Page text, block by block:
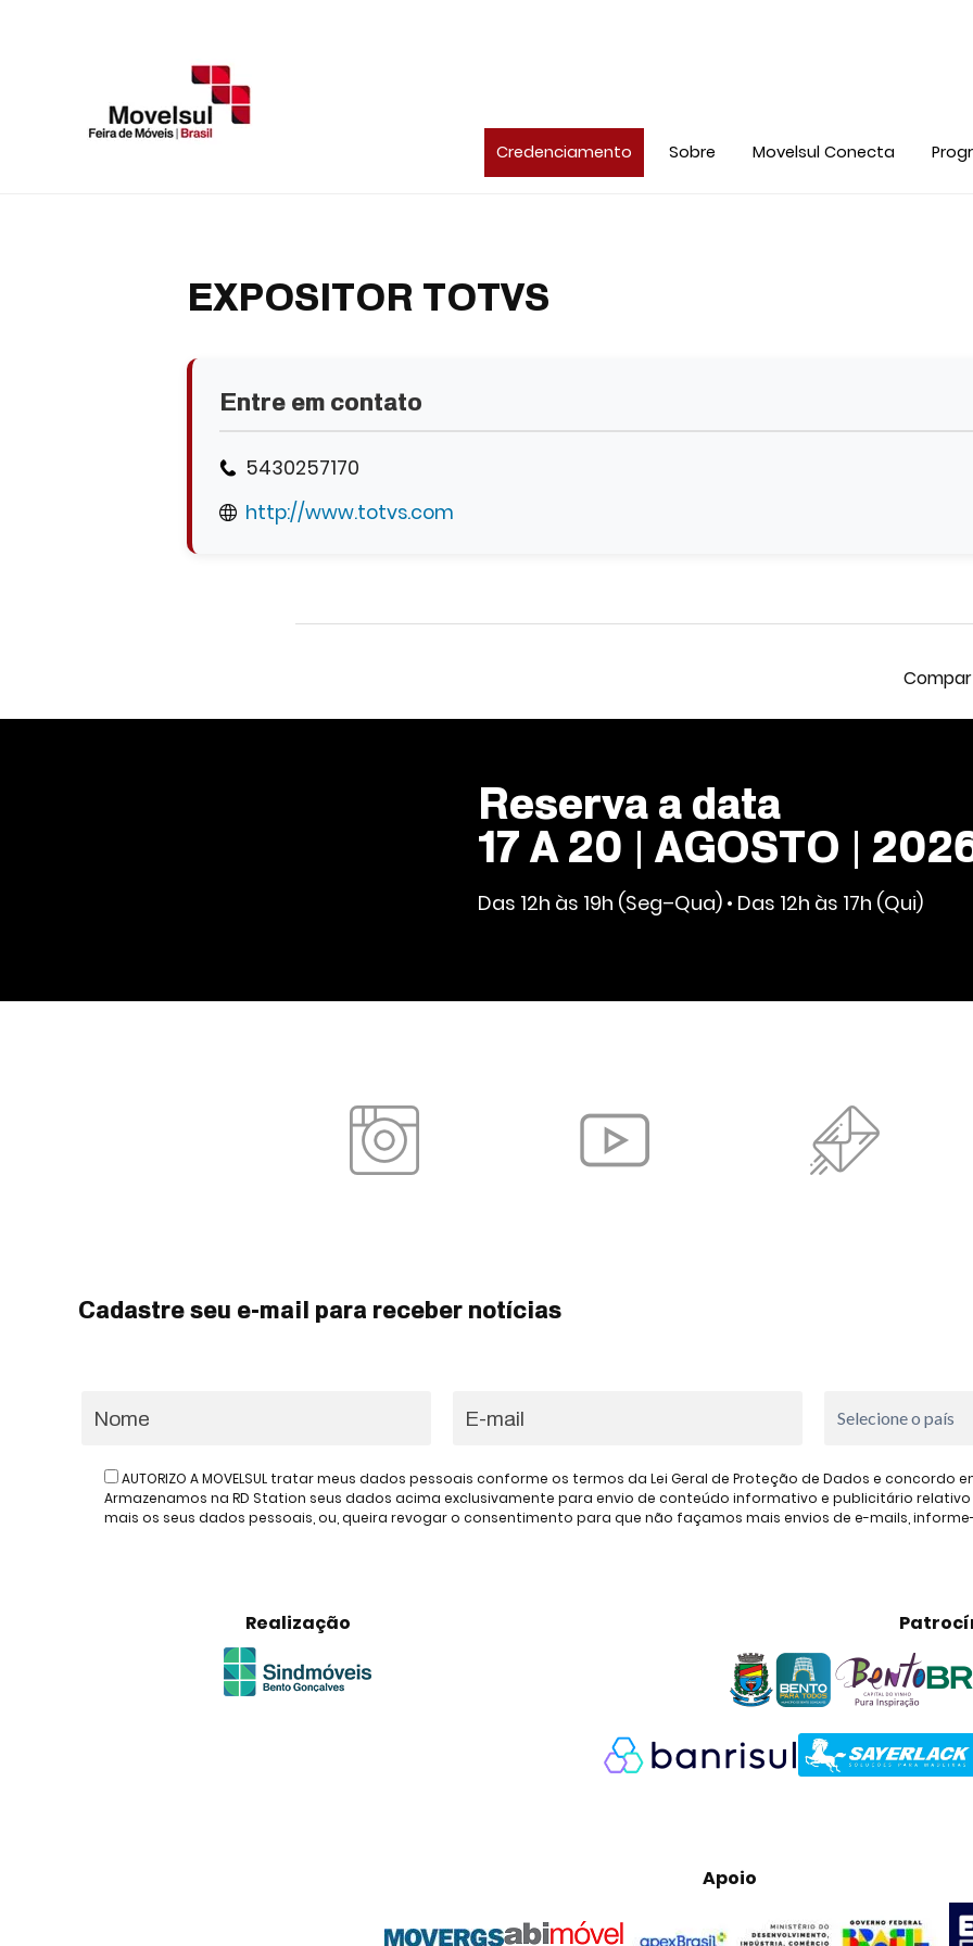
Credenciamento Sobre Movelsul Conecta
EXPOSITOR TOTVS
Entre em contato
5430257170
http://www.totvs.com
Reserva a data
17 A 20 | AGOSTO |
Das 12h às 19h (Seg–Qua) • Das 12h às 17h (Qui)
Cadastre seu e-mail para receber notícias
AUTORIZO A MOVELSUL tratar meus dados pessoais conforme os termos da Lei Geral de Proteção de Dados e
Armazenamos na RD Station seus dados acima exclusivamente para envio de conteúdo informativo e publicitário relativo à
mais os seus dados pessoais, ou, queira revogar o consentimento para que não façamos mais envios de e-mails,
Realização
Apoio